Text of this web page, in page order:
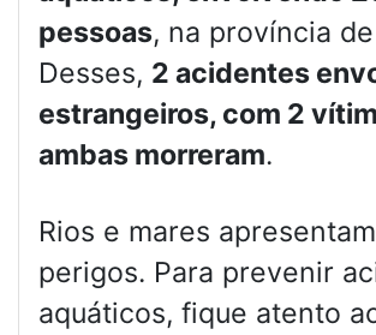
pessoas, na província
Desses, 2 acidentes
estrangeiros, com 2
ambas morreram.
Rios e mares
perigos. Para prevenir
aquáticos, fique atento